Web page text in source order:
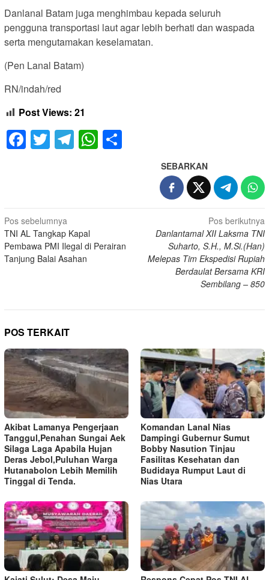
Danlanal Batam juga menghimbau kepada seluruh
pengguna transportasi laut agar lebih berhati dan waspada
serta mengutamakan keselamatan.
(Pen Lanal Batam)
RN/indah/red
Post Views: 21
Facebook
Twitter
Telegram
WhatsApp
SEBARKAN
Navigasi
pos
Pos sebelumnya
TNI AL Tangkap Kapal
Pembawa PMI Ilegal di Perairan
Tanjung Balai Asahan
Pos berikutnya
Danlantamal XII Laksma TNI
Suharto, S.H., M.Si.(Han)
Melepas Tim Ekspedisi Rupiah
Berdaulat Bersama KRI
Sembilang – 850
POS TERKAIT
Akibat Lamanya Pengerjaan
Tanggul,Penahan Sungai Aek
Silaga Laga Apabila Hujan
Deras Jebol,Puluhan Warga
Hutanabolon Lebih Memilih
Tinggal di Tenda.
Komandan Lanal Nias
Dampingi Gubernur Sumut
Bobby Nasution Tinjau
Fasilitas Kesehatan dan
Budidaya Rumput Laut di
Nias Utara